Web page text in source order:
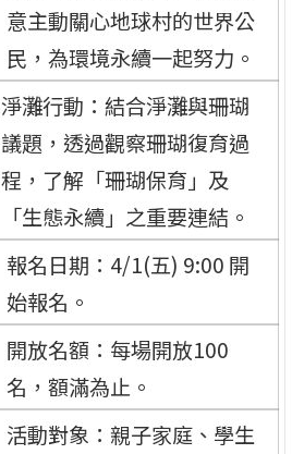
意主動關心地球村的世界公
民，為環境永續一起努力。
淨灘行動：結合淨灘與珊瑚
議題，透過觀察珊瑚復育過
程，了解「珊瑚保育」及
「生態永續」之重要連結。
報名日期：4/1(五) 9:00 開
始報名。
開放名額：每場開放100
名，額滿為止。
活動對象：親子家庭、學生